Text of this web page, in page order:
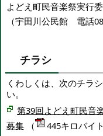
よどえ町民音楽祭実行
（宇田川公民館 電話
チラシ
くわしくは、次のチラ
い。
第39回よどえ町民
募集 （ 445キロバイト